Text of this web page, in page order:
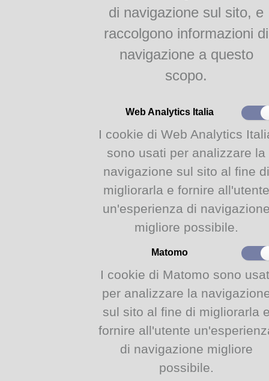
Domenica 23
in
Una simpaticissima e
ogni personaggio sbucando
storia!
Semplici teatrini di carta
far sbucare
mostra.
Alle letture animate farà
Incontro gratuito su
bambino che partecipa.
sezione Laboratori della
#www.comune.parma.it/
Ogni prenotazione ha un
singolarmente entro 24 ore
In caso di impossibilità a
WebApp per permettere ad
di navigazione sul sito, e
raccolgono informazioni di
navigazione a questo
scopo.
Web Analytics Italia
I cookie di Web Analytics
sono usati per analizzare la
navigazione sul sito al fine di
migliorarla e fornire all'utente
un'esperienza di
migliore possibile.
Matomo
I cookie di Matomo sono
per analizzare la
sul sito al fine di migliorarla
fornire all'utente
di navigazione migliore
possibile.